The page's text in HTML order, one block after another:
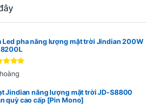
Led pha năng lượng mặt trời Jindian 200W
xếp
55
Jindian năng lượng mặt trời JD-S8800
quỳ cao cấp [Pin Mono]